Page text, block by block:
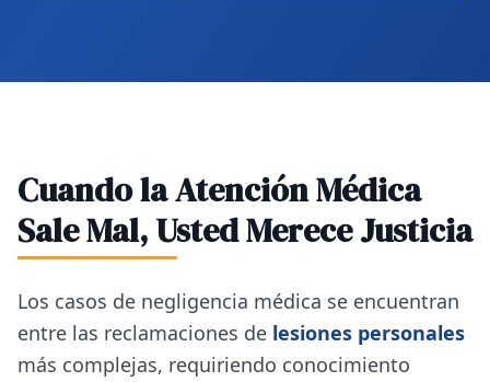
Cuando la Atención Médica
Sale Mal, Usted Merece Justicia
Los casos de negligencia médica se encuentran
entre las reclamaciones de lesiones personales
más complejas, requiriendo conocimiento